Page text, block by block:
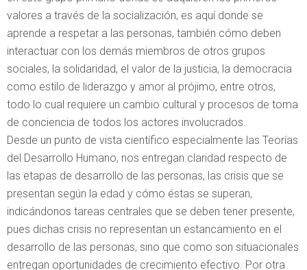
valores a través de la socialización, es aquí donde se
aprende a respetar a las personas, también cómo deben
interactuar con los demás miembros de otros grupos
sociales, la solidaridad, el valor de la justicia, la democracia
como estilo de liderazgo y amor al prójimo, entre otros,
todo lo cual requiere un cambio cultural y procesos de toma
de conciencia de todos los actores involucrados.
Desde un punto de vista científico especialmente las Teorías
del Desarrollo Humano, nos entregan claridad respecto de
las etapas de desarrollo de las personas, las crisis que se
presentan según la edad y cómo éstas se superan,
indicándonos tareas centrales que se deben tener presente,
pues dichas crisis no representan un estancamiento en el
desarrollo de las personas, sino que como son situacionales
entregan oportunidades de crecimiento efectivo. Por otra